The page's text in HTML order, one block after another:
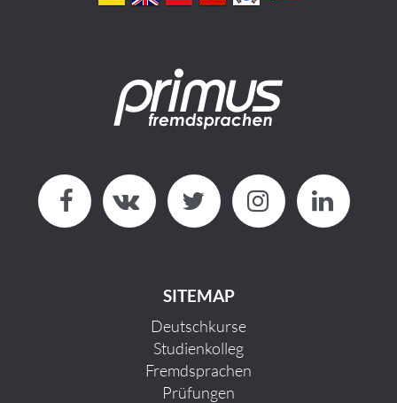
SITEMAP
Deutschkurse
Studienkolleg
Fremdsprachen
Prüfungen